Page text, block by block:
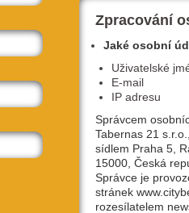
Víkend: Svátek světla, otevřený
Zpracování
Jaké osobní
Uživatelské
E-mail
IP adresu
Správcem
Tabernas 21
sídlem Praha 5,
15000, Česká
Správce je
stránek
rozesílatelem